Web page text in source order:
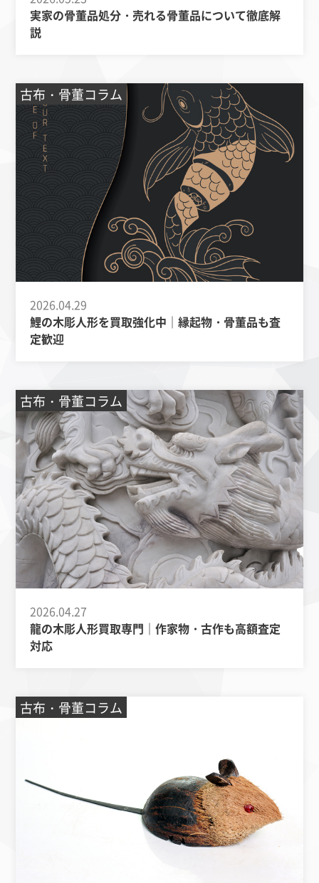
実家の骨董品処分・売れる骨董品について徹底解
説
古布・骨董コラム
2026.04.29
鯉の木彫人形を買取強化中｜縁起物・骨董品も査
定歓迎
古布・骨董コラム
2026.04.27
龍の木彫人形買取専門｜作家物・古作も高額査定
対応
古布・骨董コラム